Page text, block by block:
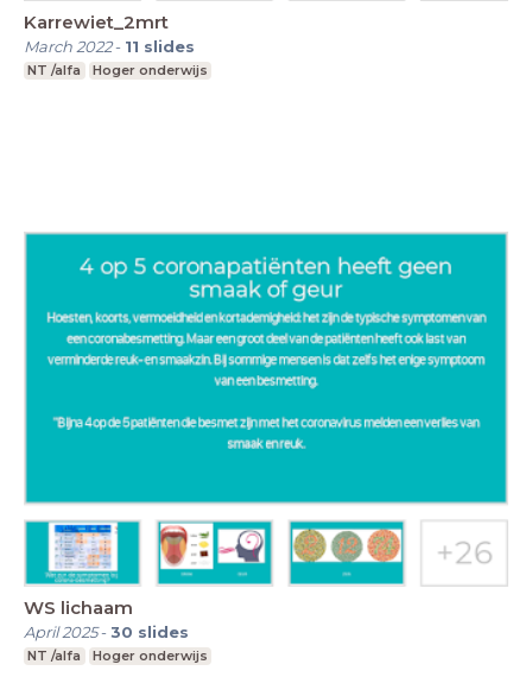
Karrewiet_2mrt
March 2022- 11 slides
NT /alfa Hoger onderwijs
WS lichaam
April 2025-30 slides
NT /alfa Hoger onderwijs